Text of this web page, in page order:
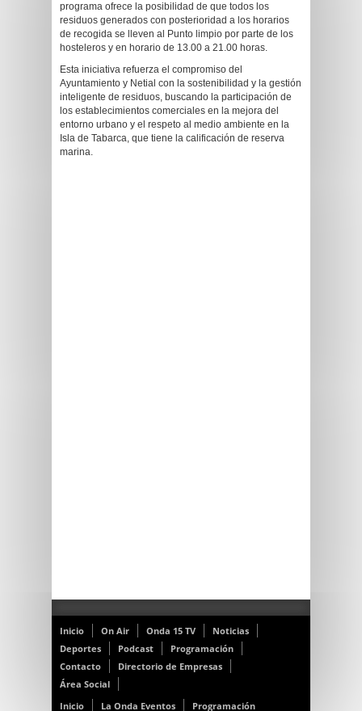
programa ofrece la posibilidad de que todos los
residuos generados con posterioridad a los horarios
de recogida se lleven al Punto limpio por parte de los
hosteleros y en horario de 13.00 a 21.00 horas.
Esta iniciativa refuerza el compromiso del
Ayuntamiento y Netial con la sostenibilidad y la gestión
inteligente de residuos, buscando la participación de
los establecimientos comerciales en la mejora del
entorno urbano y el respeto al medio ambiente en la
Isla de Tabarca, que tiene la calificación de reserva
marina.
Inicio On Air Onda 15 TV
Noticias
Deportes
Podcast
Programación
Contacto
Directorio de Empresas
Área Social
Inicio
La Onda Eventos Programación